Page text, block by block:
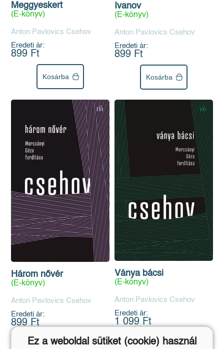
Meggyeskert
(E-könyv)
Anton Pavlovics Csehov
Eredeti ár:
899 Ft
Kosárba
Ivanov
(E-könyv)
Anton Pavlovics Csehov
Eredeti ár:
899 Ft
Kosárba
Három nővér
(E-könyv)
Anton Pavlovics Csehov
Eredeti ár:
899 Ft
Kosárba
Ványa bácsi
(E-könyv)
Anton Pavlovics Csehov
Eredeti ár:
1 099 Ft
Kosárba
Ez a weboldal sütiket (cookie) használ